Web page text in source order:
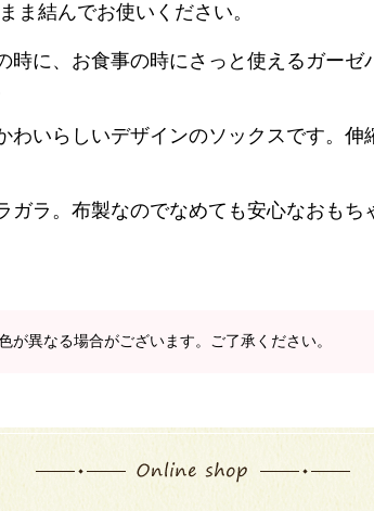
ま結んでお使いください。
時に、お食事の時にさっと使えるガー
わいらしいデザインのソックスです。
ガラ。布製なのでなめても安心なおもち
異なる場合がございます。ご了承ください。